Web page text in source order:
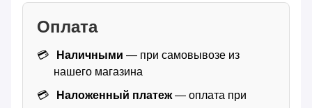
Оплата
Наличными — при самовывозе из
нашего магазина
Наложенный платеж— оплата при